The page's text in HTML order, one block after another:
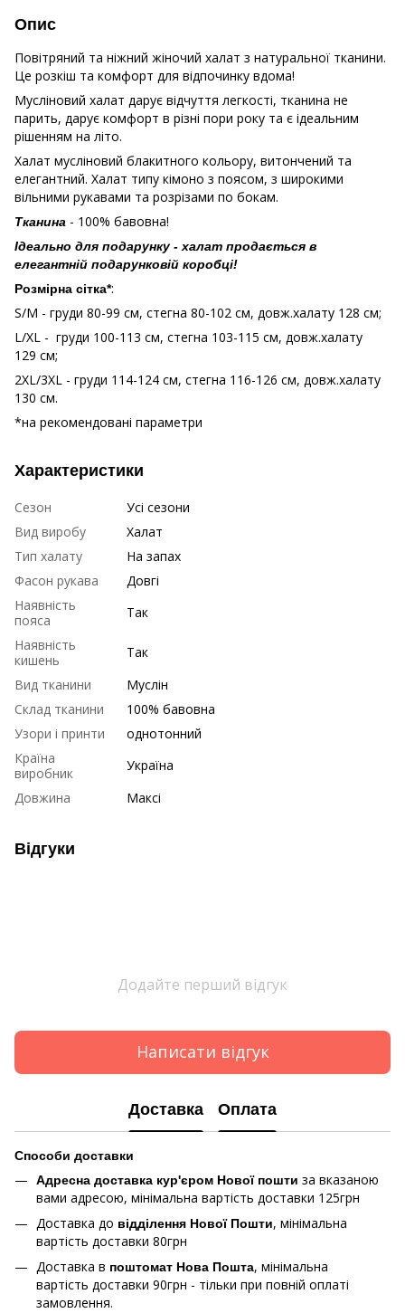
Опис
Повітряний та ніжний жіночий халат з натуральної тканини.
Це розкіш та комфорт для відпочинку вдома!
Мусліновий халат дарує відчуття легкості, тканина не
парить, дарує комфорт в різні пори року та є ідеальним
рішенням на літо.
Халат мусліновий блакитного кольору, витончений та
елегантний. Халат типу кімоно з поясом, з широкими
вільними рукавами та розрізами по бокам.
Тканина - 100% бавовна!
Ідеально для подарунку - халат продається в
елегантній подарунковій коробці!
Розмірна сітка*:
S/M - груди 80-99 см, стегна 80-102 см, довж.халату 128 см;
L/XL - груди 100-113 см, стегна 103-115 см, довж.халату
129 см;
2XL/3XL - груди 114-124 см, стегна 116-126 см, довж.халату
130 см.
*на рекомендовані параметри
Характеристики
Сезон
Усі сезони
Вид виробу
Халат
Тип халату
На запах
Фасон рукава
Довгі
Наявність
пояса
Так
Наявність
кишень
Так
Вид тканини
Муслін
Склад тканини
100% бавовна
Узори і принти
однотонний
Країна
виробник
Україна
Довжина
Максі
Відгуки
Додайте перший відгук
Написати відгук
Доставка Оплата
Способи доставки
Адресна доставка кур'єром Нової пошти за вказаною
вами адресою, мінімальна вартість доставки 125грн
Доставка до відділення Нової Пошти, мінімальна
вартість доставки 80грн
Доставка в поштомат Нова Пошта, мінімальна
вартість доставки 90грн - тільки при повній оплаті
замовлення.